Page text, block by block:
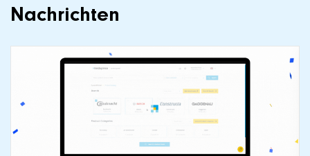
Nachrichten